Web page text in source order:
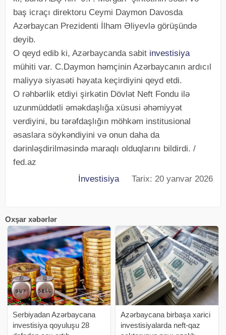
baş icraçı direktoru Ceymi Daymon Davosda
Azərbaycan Prezidenti İlham Əliyevlə görüşündə
deyib.
O qeyd edib ki, Azərbaycanda sabit investisiya
mühiti var. C.Daymon həmçinin Azərbaycanın ardıcıl
maliyyə siyasəti həyata keçirdiyini qeyd etdi.
O rəhbərlik etdiyi şirkətin Dövlət Neft Fondu ilə
uzunmüddətli əməkdaşlığa xüsusi əhəmiyyət
verdiyini, bu tərəfdaşlığın möhkəm institusional
əsaslara söykəndiyini və onun daha da
dərinləşdirilməsində maraqlı olduqlarını bildirdi. /
fed.az
İnvestisiya Tarix: 20 yanvar 2026
Oxşar xəbərlər
Serbiyadan Azərbaycana
investisiya qoyuluşu 28
Azərbaycana birbaşa xarici
investisiyalarda neft-qaz